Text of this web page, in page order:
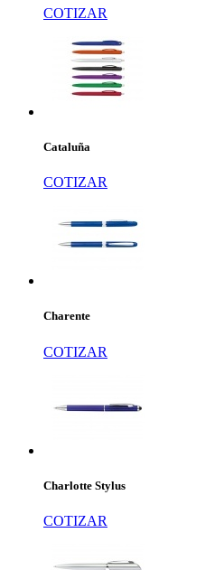
COTIZAR
Cataluña
COTIZAR
Charente
COTIZAR
Charlotte Stylus
COTIZAR